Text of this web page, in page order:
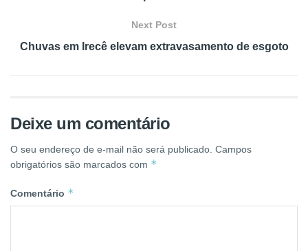
Next Post
Chuvas em Irecê elevam extravasamento de esgoto
Deixe um comentário
O seu endereço de e-mail não será publicado. Campos
obrigatórios são marcados com *
Comentário *